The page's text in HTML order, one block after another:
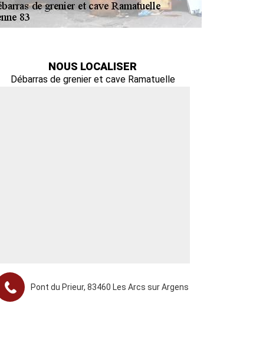
NOUS LOCALISER
Débarras de grenier et cave Ramatuelle
Pont du Prieur, 83460 Les Arcs sur Argens